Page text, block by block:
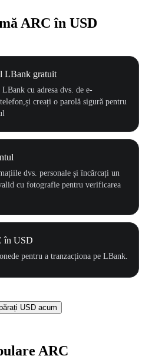
ARC în USD
LBank gratuit
cu adresa dvs. de e-
creați o parolă sigură pentru
dvs. personale și încărcați un
cu fotografie pentru verificarea
în USD
pentru a tranzacționa pe LBank.
USD acum
ARC